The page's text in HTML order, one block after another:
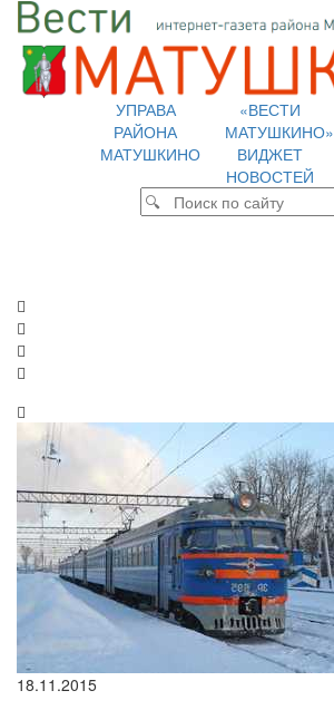
УПРАВА
РАЙОНА
МАТУШКИНО
«ВЕСТИ
МАТУШКИНО»
ВИДЖЕТ
НОВОСТЕЙ
18.11.2015